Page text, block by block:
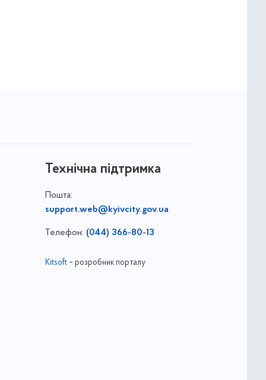
Технічна підтримка
Пошта:
support.web@kyivcity.gov.ua
Телефон: (044) 366-80-13
Kitsoft– розробник порталу